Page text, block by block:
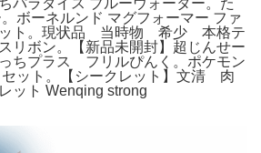
ボーネルンド マグフォーマー ファ
ット。現状品 当時物 希少 本格テ
リボン。【新品未開封】超じんせー
ちプラス フリルぴんく。ポケモン
セット。【シークレット】文清 肉
ット Wenqing strong